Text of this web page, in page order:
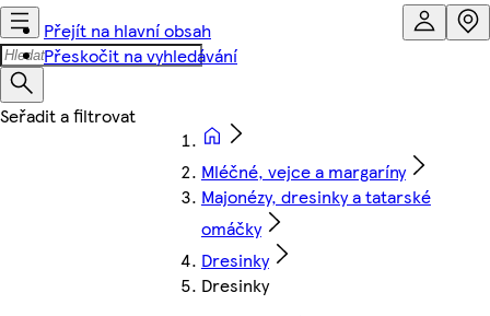
Přejít na hlavní obsah
Přeskočit na vyhledávání
Mléčné, vejce a margaríny
Majonézy, dresinky a tatarské
omáčky
Dresinky
Dresinky